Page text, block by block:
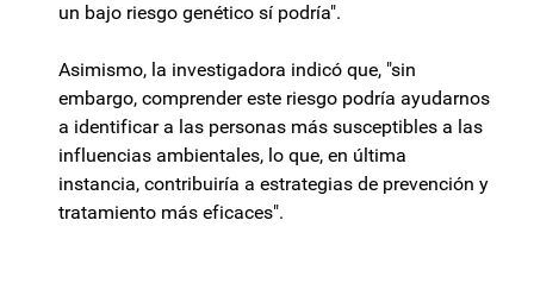
un bajo riesgo genético sí podría".
Asimismo, la investigadora indicó que, "sin
embargo, comprender este riesgo podría ayudarnos
a identificar a las personas más susceptibles a las
influencias ambientales, lo que, en última
instancia, contribuiría a estrategias de prevención y
tratamiento más eficaces".